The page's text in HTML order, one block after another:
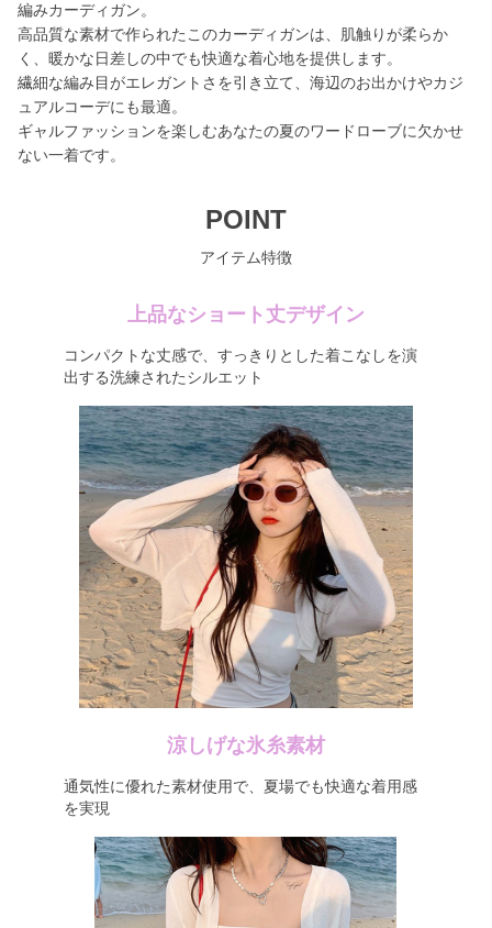
編みカーディガン。
高品質な素材で作られたこのカーディガンは、肌触りが柔らか
く、暖かな日差しの中でも快適な着心地を提供します。
繊細な編み目がエレガントさを引き立て、海辺のお出かけやカジ
ュアルコーデにも最適。
ギャルファッションを楽しむあなたの夏のワードローブに欠かせ
ない一着です。
POINT
アイテム特徴
上品なショート丈デザイン
コンパクトな丈感で、すっきりとした着こなしを演
出する洗練されたシルエット
涼しげな氷糸素材
通気性に優れた素材使用で、夏場でも快適な着用感
を実現